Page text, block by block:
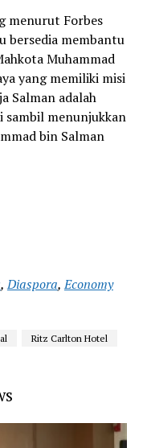
menurut Forbes
bersedia membantu
Muhammad
yang memiliki misi
Salman adalah
sambil menunjukkan
bin Salman
,Diaspora,Economy
Ritz Carlton Hotel